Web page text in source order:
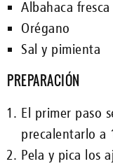
Albahaca fresca
Orégano
Sal y pimienta
PREPARACIÓN
El primer paso
precalentarlo a
Pela y pica los